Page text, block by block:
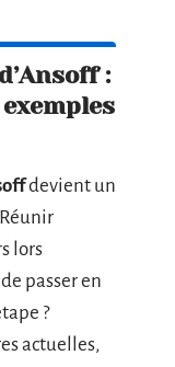
:
devient un
lors
passer en
?
actuelles,